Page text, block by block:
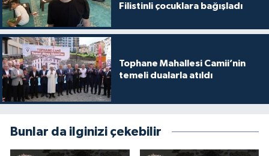
Filistinli çocuklara bağışladı
Tophane Mahallesi Camii’nin
temeli dualarla atıldı
Bunlar da ilginizi çekebilir
Gümüşhane Müftülüğü
Hakkari Müftülüğü
Hatay Müftülüğü
Iğdır Müftülüğü
Isparta Müftülüğü